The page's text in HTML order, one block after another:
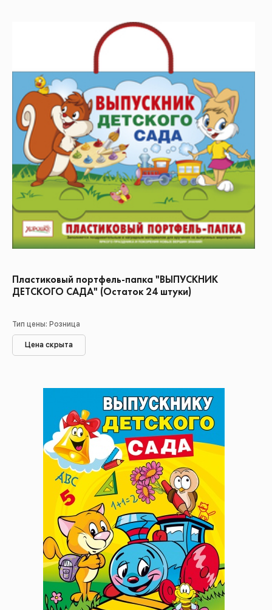
Пластиковый портфель-папка "ВЫПУСКНИК
ДЕТСКОГО САДА" (Остаток 24 штуки)
Тип цены: Розница
Цена скрыта